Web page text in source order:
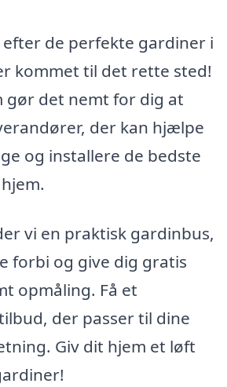
efter de perfekte gardiner i
kommet til det rette sted!
gør det nemt for dig at
der kan hjælpe
og installere de bedste
vi en praktisk gardinbus,
forbi og give dig gratis
opmåling. Få et
der passer til dine
Giv dit hjem et løft